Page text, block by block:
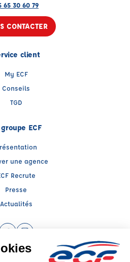
65 30 60 79
CONTACTER
client
My ECF
Conseils
TGD
groupe ECF
une agence
Recrute
Presse
Actualités
Facebook (nouvelle fenêtre)
Instagram (nouvelle fenêtre)
ECOLE SAS - Capital social: 10000€